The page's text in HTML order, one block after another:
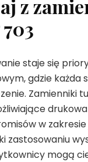
z
staje się
gdzie każda
Zamienniki
w zakresie
zastosowaniu
mogą